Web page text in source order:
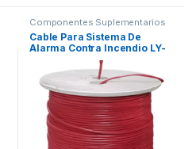
Componentes Suplementarios
Cable Para Sistema De
Alarma Contra Incendio LY-